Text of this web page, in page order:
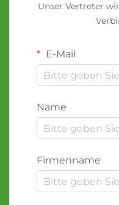
Unser Vertreter
E-Mail
Name
Firmenname